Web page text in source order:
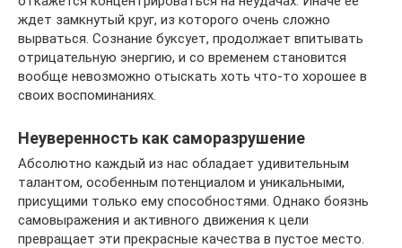
ждет замкнутый круг, из которого очень сложно
вырваться. Сознание буксует, продолжает впитывать
отрицательную энергию, и со временем становится
вообще невозможно отыскать хоть что-то хорошее в
своих воспоминаниях.
Неуверенность как саморазрушение
Абсолютно каждый из нас обладает удивительным
талантом, особенным потенциалом и уникальными,
присущими только ему способностями. Однако боязнь
самовыражения и активного движения к цели
превращает эти прекрасные качества в пустое место.